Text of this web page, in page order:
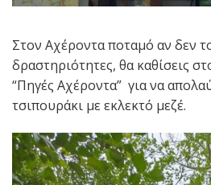
Στον Αχέροντα ποταμό αν δεν
δραστηριότητες, θα καθίσεις
“Πηγές Αχέροντα” για να
τσιπουράκι με εκλεκτό μεζέ.